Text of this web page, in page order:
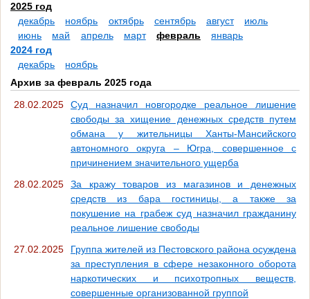
2025 год
декабрь
ноябрь октябрь сентябрь август
июль
июнь
май апрель март февраль
январь
2024 год
декабрь
ноябрь
Архив за февраль 2025 года
28.02.2025
Суд назначил новгородке реальное лишение
свободы за хищение денежных средств путем
обмана у жительницы Ханты-Мансийского
автономного округа – Югра, совершенное с
причинением значительного ущерба
28.02.2025
За кражу товаров из магазинов и денежных
средств из бара гостиницы, а также за
покушение на грабеж суд назначил гражданину
реальное лишение свободы
27.02.2025
Группа жителей из Пестовского района осуждена
за преступления в сфере незаконного оборота
наркотических и психотропных веществ,
совершенные организованной группой